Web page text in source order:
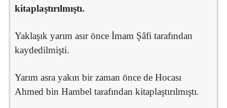
kitaplaştırılmıştı.
Yaklaşık yarım asır önce İmam Şâfi tarafından
kaydedilmişti.
Yarım asra yakın bir zaman önce de Hocası
Ahmed bin Hambel tarafından kitaplaştırılmıştı.